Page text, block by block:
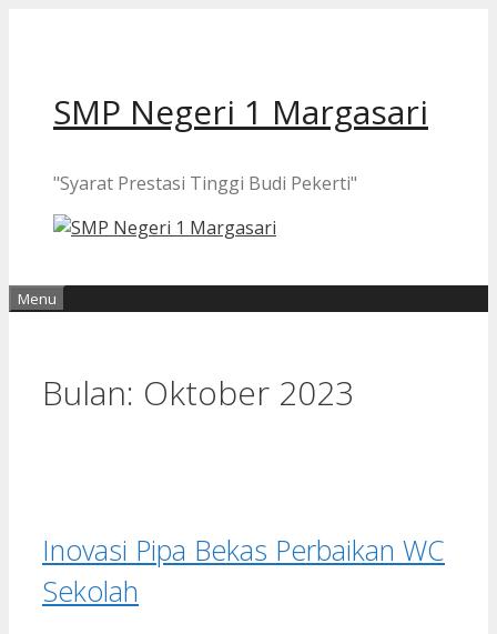
SMP Negeri 1 Margasari
"Syarat Prestasi Tinggi Budi Pekerti"
Menu
Bulan: Oktober 2023
Inovasi Pipa Bekas Perbaikan WC
Sekolah